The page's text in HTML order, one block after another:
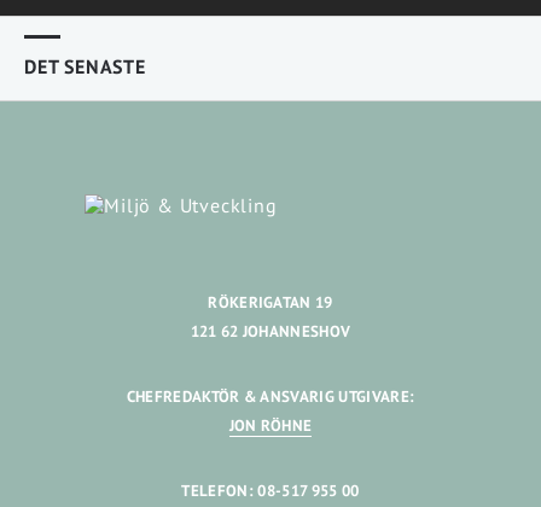
DET SENASTE
RÖKERIGATAN 19
121 62 JOHANNESHOV
CHEFREDAKTÖR & ANSVARIG UTGIVARE:
JON RÖHNE
TELEFON: 08-517 955 00